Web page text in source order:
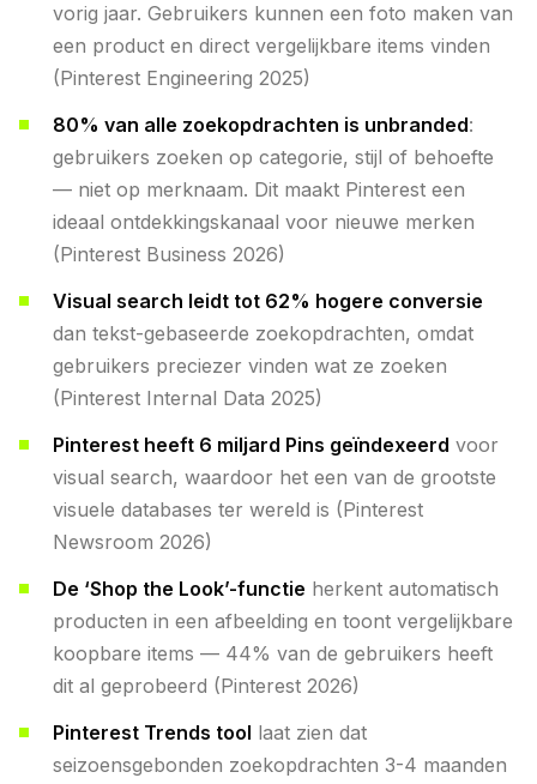
vorig jaar. Gebruikers kunnen een foto maken van
een product en direct vergelijkbare items vinden
(Pinterest Engineering 2025)
80% van alle zoekopdrachten is unbranded:
gebruikers zoeken op categorie, stijl of behoefte
— niet op merknaam. Dit maakt Pinterest een
ideaal ontdekkingskanaal voor nieuwe merken
(Pinterest Business 2026)
Visual search leidt tot 62% hogere conversie
dan tekst-gebaseerde zoekopdrachten, omdat
gebruikers preciezer vinden wat ze zoeken
(Pinterest Internal Data 2025)
Pinterest heeft 6 miljard Pins geïndexeerd voor
visual search, waardoor het een van de grootste
visuele databases ter wereld is (Pinterest
Newsroom 2026)
De ‘Shop the Look’-functie herkent automatisch
producten in een afbeelding en toont vergelijkbare
koopbare items — 44% van de gebruikers heeft
dit al geprobeerd (Pinterest 2026)
Pinterest Trends tool laat zien dat
seizoensgebonden zoekopdrachten 3-4 maanden